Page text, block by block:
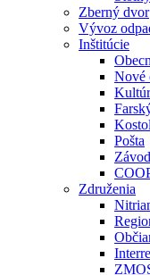
Zberný dvor
Vývoz
Inštitúcie
Nové
Pošta
Združenia